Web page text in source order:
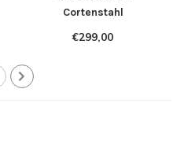
Cortenstahl
100x40x180cm.
€299,00